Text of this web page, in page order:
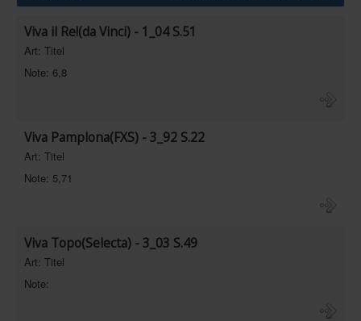
Crowdfunding
Veranstaltungen-Events
Viva il Re!(da Vinci) - 1_04 S.51
Art: Titel
Note: 6,8
Viva Pamplona(FXS) - 3_92 S.22
Art: Titel
Note: 5,71
Viva Topo(Selecta) - 3_03 S.49
Art: Titel
Note: